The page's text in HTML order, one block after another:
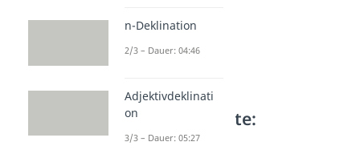
Weitere Inhalte:
Grammatik
n-Deklination
2/3 – Dauer: 04:46
Adjektivdeklinati
on
3/3 – Dauer: 05:27